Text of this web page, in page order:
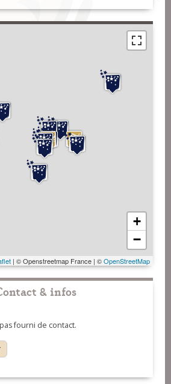
+
−
| © Openstreetmap France | ©OpenStreetMap
& infos
fourni de contact.